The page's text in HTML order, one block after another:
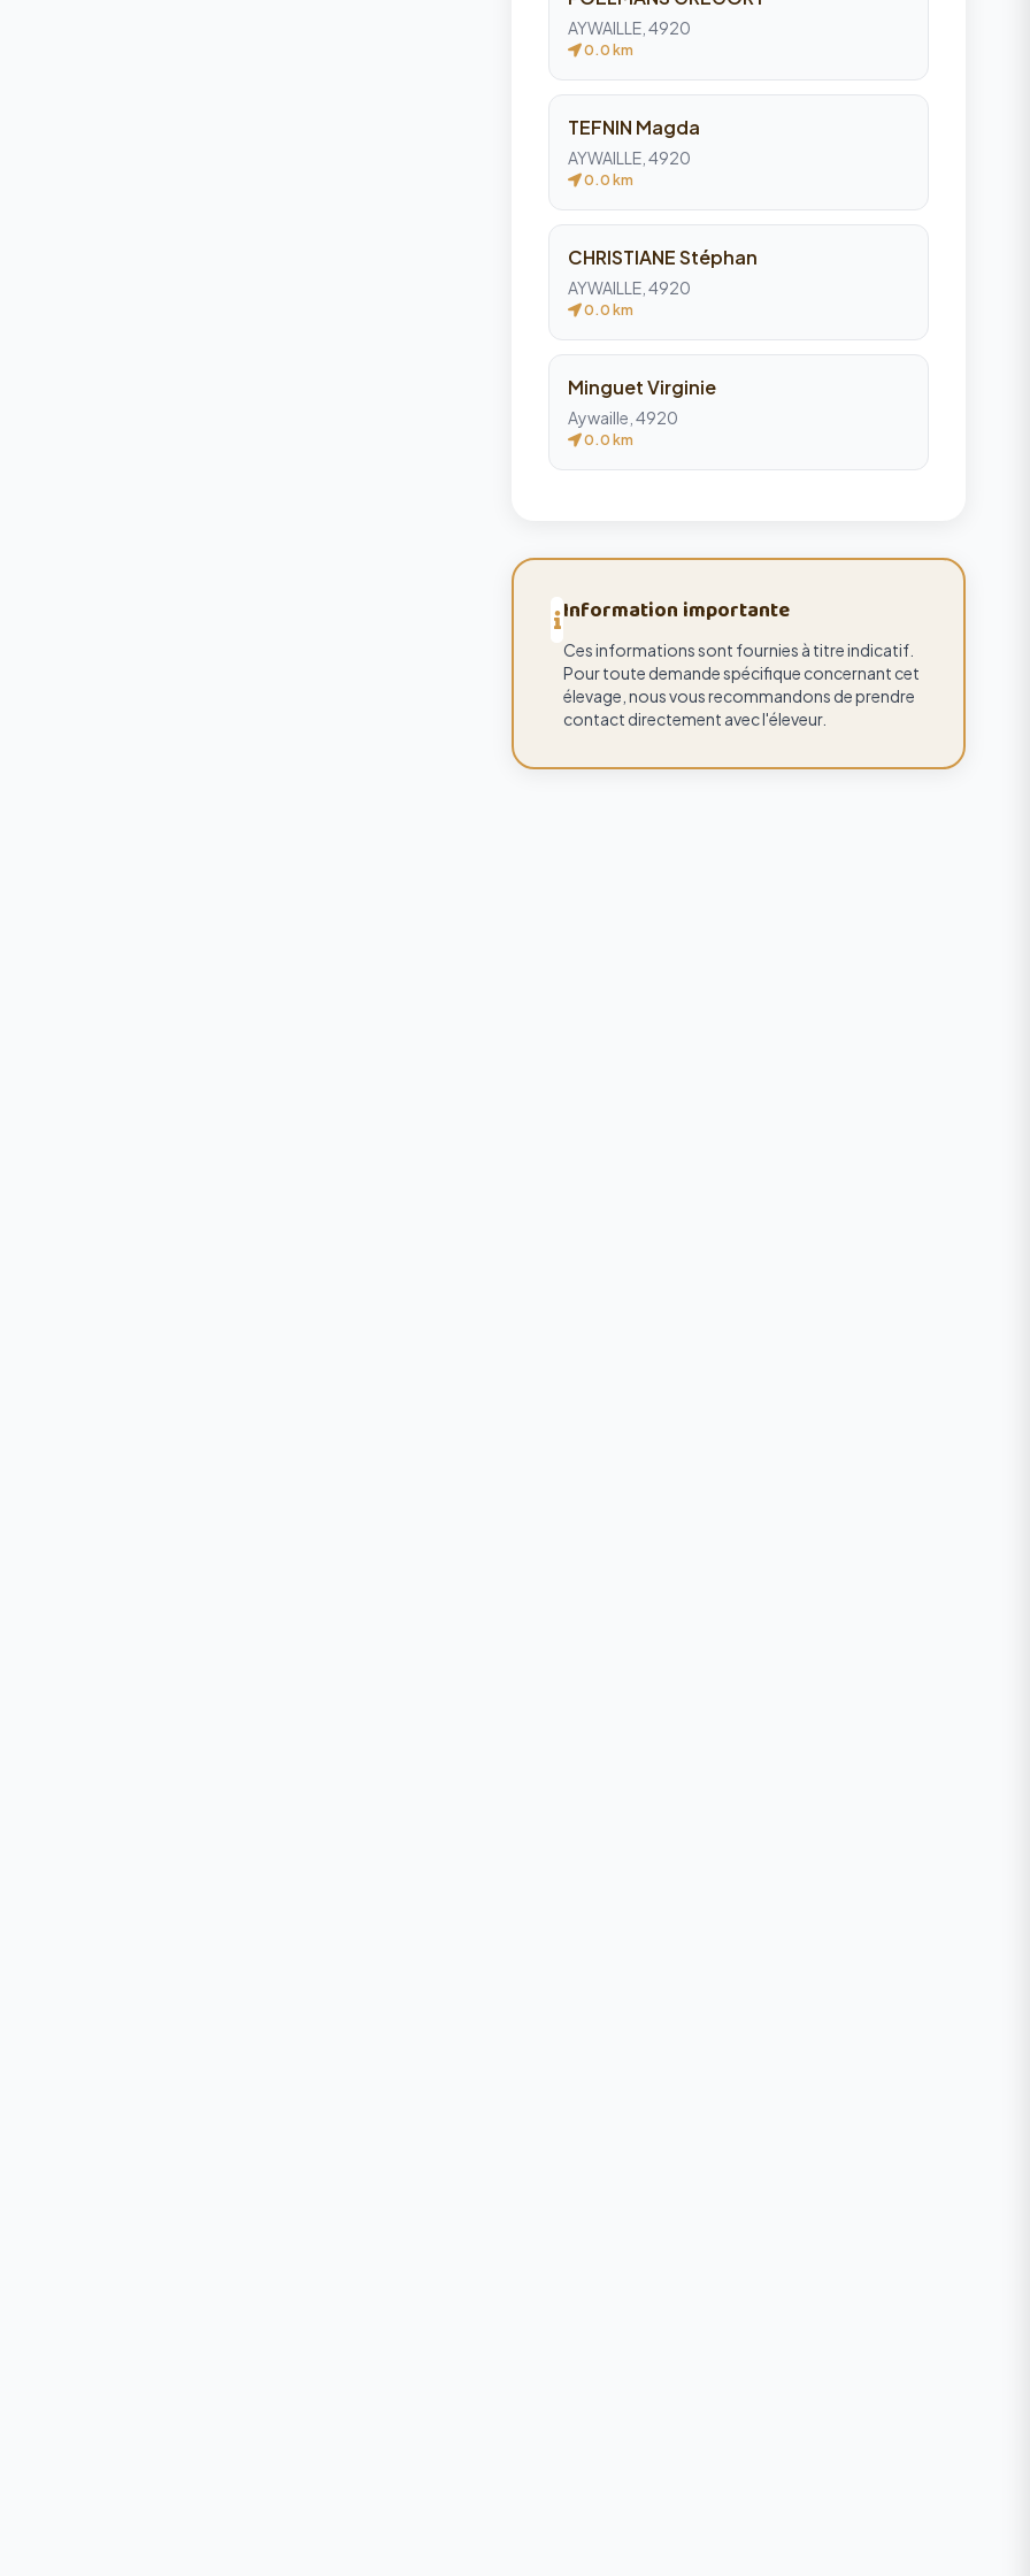
AYWAILLE, 4920
0.0 km
TEFNIN Magda
AYWAILLE, 4920
0.0 km
CHRISTIANE Stéphan
AYWAILLE, 4920
0.0 km
Minguet Virginie
Aywaille, 4920
0.0 km
Information importante
Ces informations sont fournies à titre indicatif.
Pour toute demande spécifique concernant cet
élevage, nous vous recommandons de prendre
contact directement avec l'éleveur.